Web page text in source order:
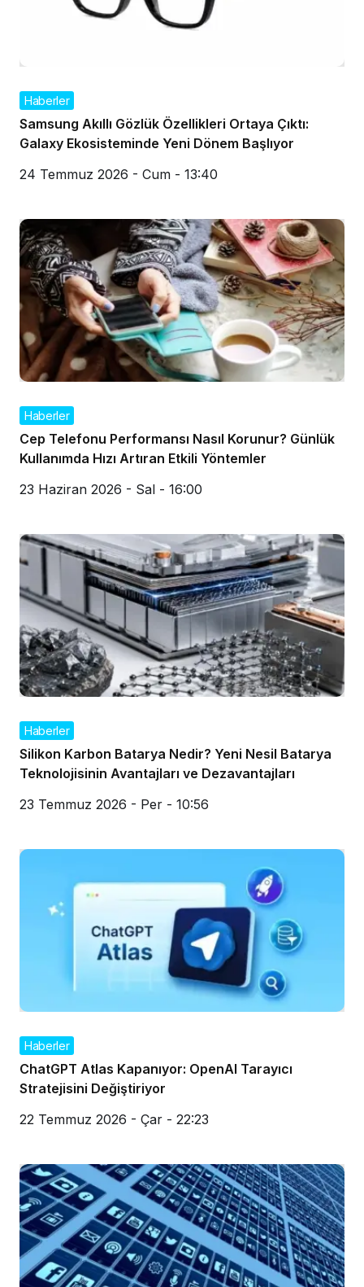
Haberler
Samsung Akıllı Gözlük Özellikleri Ortaya Çıktı:
Galaxy Ekosisteminde Yeni Dönem Başlıyor
24 Temmuz 2026 - Cum - 13:40
Haberler
Cep Telefonu Performansı Nasıl Korunur? Günlük
Kullanımda Hızı Artıran Etkili Yöntemler
23 Haziran 2026 - Sal - 16:00
Haberler
Silikon Karbon Batarya Nedir? Yeni Nesil Batarya
Teknolojisinin Avantajları ve Dezavantajları
23 Temmuz 2026 - Per - 10:56
Haberler
ChatGPT Atlas Kapanıyor: OpenAI Tarayıcı
Stratejisini Değiştiriyor
22 Temmuz 2026 - Çar - 22:23